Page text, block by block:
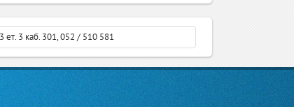
3 каб. 301, 052 / 510 581